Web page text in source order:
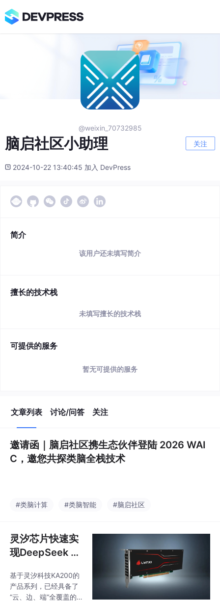
@weixin_70732985
脑启社区小助理 关注
2024-10-22 13:40:45 加入 DevPress
简介
该用户还未填写简介
擅长的技术栈
未填写擅长的技术栈
可提供的服务
暂无可提供的服务
文章列表 讨论/问答 关注
邀请函｜脑启社区携生态伙伴登陆 2026 WAI
C，邀您共探类脑全栈技术
#类脑计算 #类脑智能 #脑启社区
灵汐芯片快速实
现DeepSeek 适
模型与类脑智能
硬件融合
基于灵汐科技KA200的
产品系列，已经具备了
“云、边、端“全覆盖的